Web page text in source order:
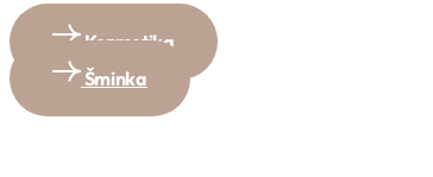
Kozmetika
Šminka